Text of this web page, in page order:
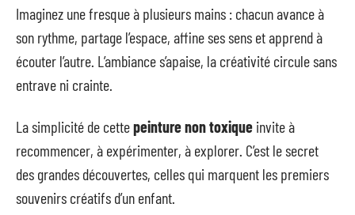
Imaginez une fresque à plusieurs mains : chacun avance à
son rythme, partage l’espace, affine ses sens et apprend à
écouter l’autre. L’ambiance s’apaise, la créativité circule sans
entrave ni crainte.
La simplicité de cettepeinture non toxique invite à
recommencer, à expérimenter, à explorer. C’est le secret
des grandes découvertes, celles qui marquent les premiers
souvenirs créatifs d’un enfant.